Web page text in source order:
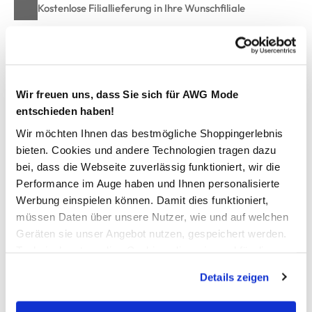
Wir freuen uns, dass Sie sich für AWG Mode
entschieden haben!
Wir möchten Ihnen das bestmögliche Shoppingerlebnis
bieten. Cookies und andere Technologien tragen dazu
bei, dass die Webseite zuverlässig funktioniert, wir die
Performance im Auge haben und Ihnen personalisierte
Werbung einspielen können. Damit dies funktioniert,
müssen Daten über unsere Nutzer, wie und auf welchen
Geräten sie unser Angebot nutzen, gespeichert werden.
werden, werden bei der Nutzung der Webseite auf jeden
Fall gesetzt. Cookies von Drittanbietern für Analyse- oder
Details zeigen
Kostenlose Filiallieferung in Ihre Wunschfiliale
Flauschiges Duschtuch von Dream House
Mit Aufhänger oben und unten, jeweils mittig
Maße: 70x130 cm
Weiche, angenehme Ware
Hiermit kommt Wohlgefühl in Ihr Bad